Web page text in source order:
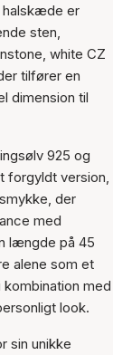
halskæde er
sten,
white CZ
tilfører en
dimension til
925 og
forgyldt version,
der
med
længde på 45
alene som et
med
look.
sin unikke